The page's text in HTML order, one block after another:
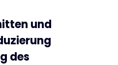
und
des